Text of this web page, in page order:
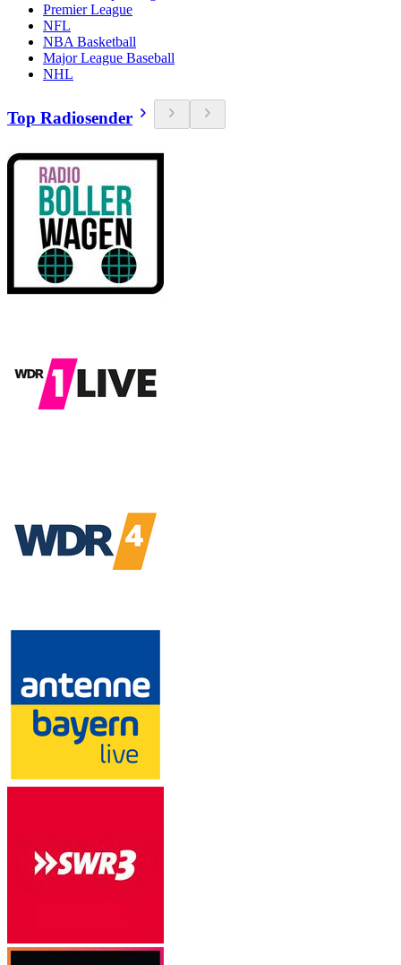
Premier League
NFL
NBA Basketball
Major League Baseball
NHL
Top Radiosender